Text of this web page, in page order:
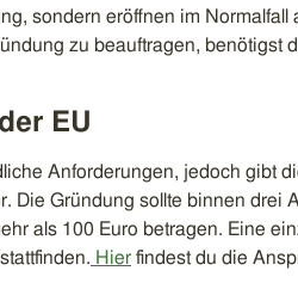
sondern eröffnen im
zu beauftragen, benötigst
EU
Anforderungen, jedoch gibt
Die Gründung sollte binnen drei
als 100 Euro betragen. Eine
Hier findest du die